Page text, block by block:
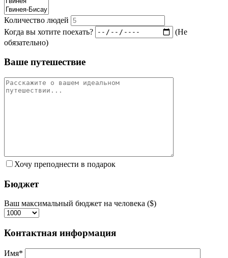
Количество людей
Когда вы хотите поехать?
(Не
обязательно)
Ваше путешествие
Хочу преподнести в подарок
Бюджет
Ваш максимальный бюджет на человека ($)
Контактная информация
Имя*